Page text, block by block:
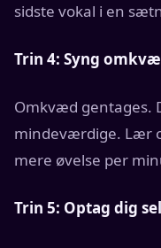
sidste vokal i en
Trin 4: Syng
Omkvæd gentages.
mindeværdige. Lær
mere øvelse per
Trin 5: Optag dig